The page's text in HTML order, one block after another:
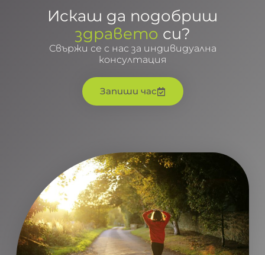
Искаш да подобриш
здравето си?
Свържи се с нас за индивидуална
консултация
Запиши час